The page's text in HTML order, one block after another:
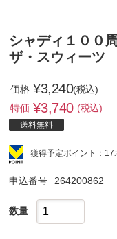
シャディ１００
ザ・スウィーツ
価格 ¥3,240(税込)
特価 ¥3,740 (税込)
送料無料
獲得予定ポイント：17
申込番号 264200862
数量